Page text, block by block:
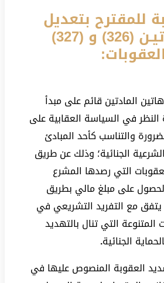
للمقترح بتعديل
نصي المادتيـن (326) و (327)
المادتين قائم على مبدأ
في السياسة العقابية على
والتناسب كأحد المبادئ
الجنائية؛ وذلك عن طريق
التي رصدها المشرع
على مبلغ مالي بطريق
يتفق مع التفريد التشريعي في
المتنوعة التي تنال بالتهديد
الجنائية.
العقوبة المنصوص عليها في